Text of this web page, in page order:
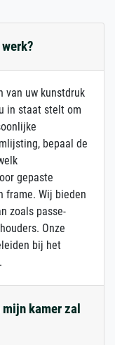
van uw kunstdruk
in staat stelt om
bepaal de
gepaste
frame. Wij bieden
zoals passe-
Onze
bij het
kamer zal